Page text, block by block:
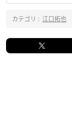
カテゴリ : 江口拓也